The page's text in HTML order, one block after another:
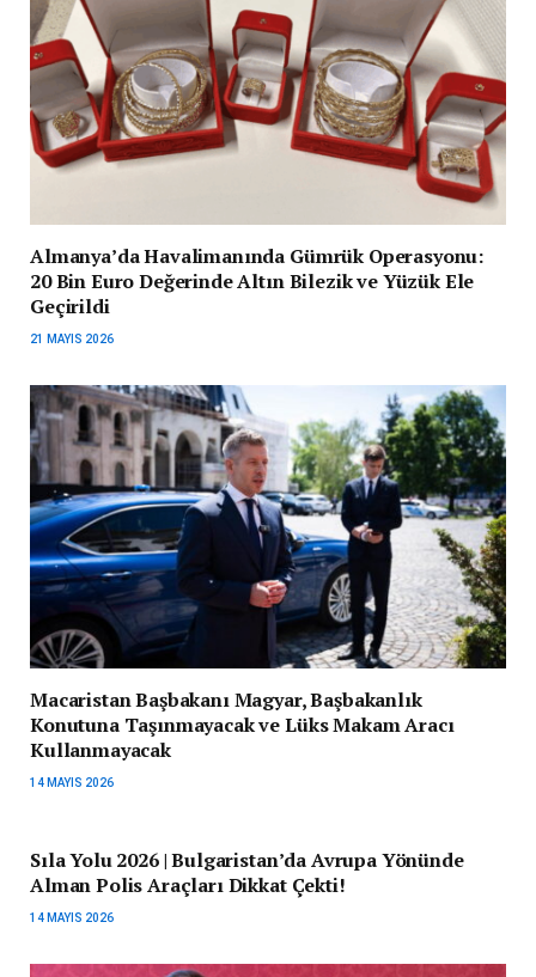
Almanya’da Havalimanında Gümrük Operasyonu:
20 Bin Euro Değerinde Altın Bilezik ve Yüzük Ele
Geçirildi
21 MAYIS 2026
Macaristan Başbakanı Magyar, Başbakanlık
Konutuna Taşınmayacak ve Lüks Makam Aracı
Kullanmayacak
14 MAYIS 2026
Sıla Yolu 2026 | Bulgaristan’da Avrupa Yönünde
Alman Polis Araçları Dikkat Çekti!
14 MAYIS 2026